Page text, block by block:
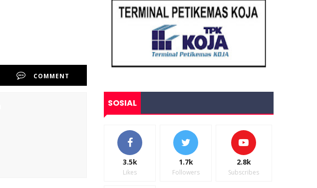
COMMENT
SOSIAL
3.5k
Likes
1.7k
Followers
2.8k
Subscribes